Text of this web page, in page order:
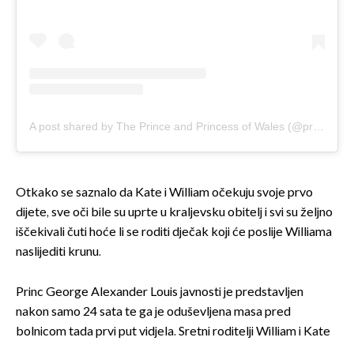
A post shared by The Prince and Princess of Wales (@princeandprincessofwales)
Otkako se saznalo da Kate i William očekuju svoje prvo
dijete, sve oči bile su uprte u kraljevsku obitelj i svi su željno
iščekivali čuti hoće li se roditi dječak koji će poslije Williama
naslijediti krunu.
Princ George Alexander Louis javnosti je predstavljen
nakon samo 24 sata te ga je oduševljena masa pred
bolnicom tada prvi put vidjela. Sretni roditelji William i Kate